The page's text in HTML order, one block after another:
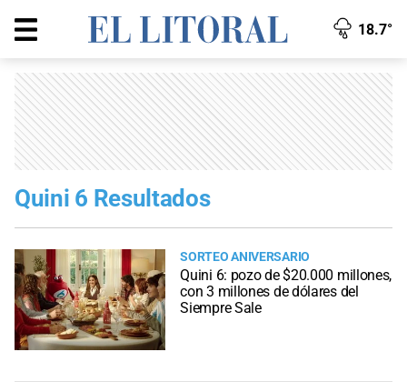
18.7°
Quini 6 Resultados
SORTEO ANIVERSARIO
Quini 6: pozo de $20.000 millones,
con 3 millones de dólares del
Siempre Sale